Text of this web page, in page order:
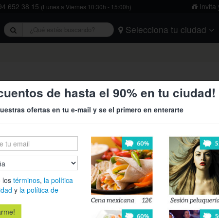
652 38 15 (Lunes a Viernes 10:30h - 15:00h) Invita
Selecciona tu ciudad
Tarragona Valencia Vitoria
Fermín: camiseta o txapela!
9,50€
23,75€
San
Fermín:
de hasta el 90% en tu ciudad!
ofertas en tu e-mail y se el primero en enterarte
lostérminos, la política
y la política de